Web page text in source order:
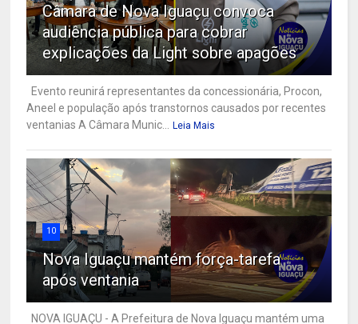
Câmara de Nova Iguaçu convoca
audiência pública para cobrar
explicações da Light sobre apagões
Evento reunirá representantes da concessionária, Procon,
Aneel e população após transtornos causados por recentes
ventanias A Câmara Munic...
Leia Mais
10
Nova Iguaçu mantém força-tarefa
após ventania
NOVA IGUAÇU - A Prefeitura de Nova Iguaçu mantém uma